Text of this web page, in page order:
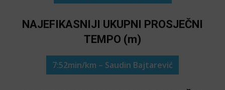
NAJEFIKASNIJI UKUPNI PROSJEČNI
TEMPO (m)
7:52min/km – Saudin Bajtarević